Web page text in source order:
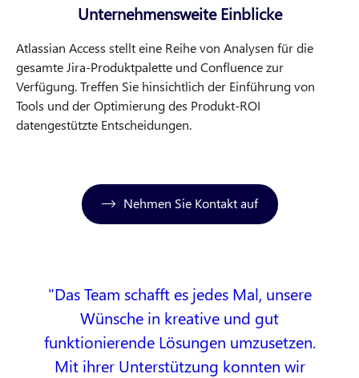
Unternehmensweite Einblicke
Atlassian Access stellt eine Reihe von Analysen für die
gesamte Jira-Produktpalette und Confluence zur
Verfügung. Treffen Sie hinsichtlich der Einführung von
Tools und der Optimierung des Produkt-ROI
datengestützte Entscheidungen.
Nehmen Sie Kontakt auf
Das Team schafft es jedes Mal, unsere
Wünsche in kreative und gut
funktionierende Lösungen umzusetzen.
Mit ihrer Unterstützung konnten wir